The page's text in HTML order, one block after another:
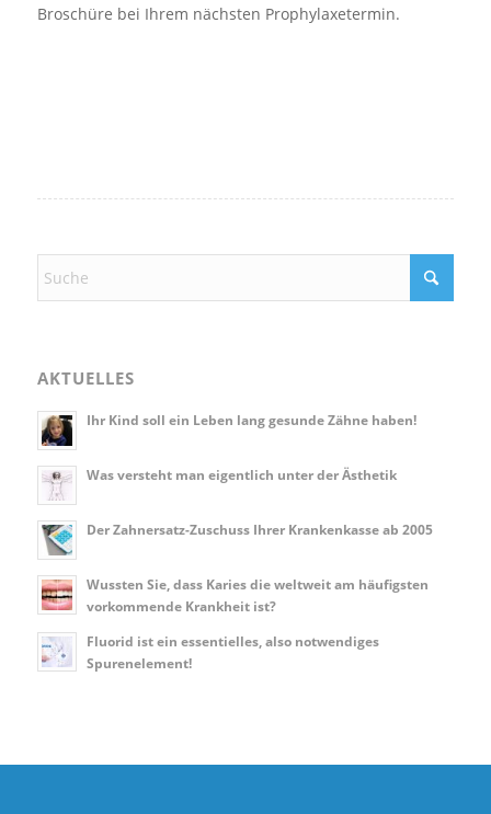
Broschüre bei Ihrem nächsten Prophylaxetermin.
AKTUELLES
Ihr Kind soll ein Leben lang gesunde Zähne haben!
Was versteht man eigentlich unter der Ästhetik
Der Zahnersatz-Zuschuss Ihrer Krankenkasse ab 2005
Wussten Sie, dass Karies die weltweit am häufigsten
vorkommende Krankheit ist?
Fluorid ist ein essentielles, also notwendiges
Spurenelement!